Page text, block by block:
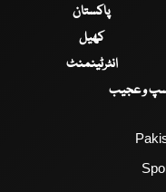
پاکستان
کھیل
انٹرٹینمنٹ
و عجیب